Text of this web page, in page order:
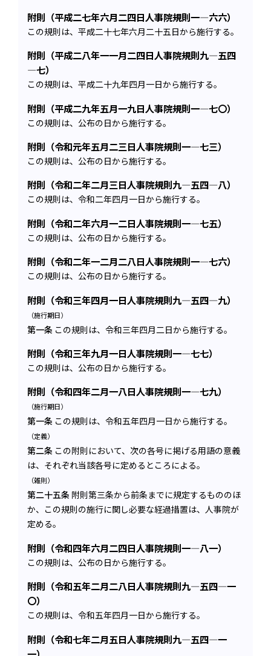
附則（平成二七年六月二四日人事院規則一―六六）
この規則は、平成二十七年六月二十五日から施行する。
附則（平成二八年一一月二四日人事院規則九―五四
―七）
この規則は、平成二十九年四月一日から施行する。
附則（平成二九年五月一九日人事院規則一―七〇）
この規則は、公布の日から施行する。
附則（令和元年五月二三日人事院規則一―七三）
この規則は、公布の日から施行する。
附則（令和二年二月三日人事院規則九―五四―八）
この規則は、令和二年四月一日から施行する。
附則（令和二年六月一二日人事院規則一―七五）
この規則は、公布の日から施行する。
附則（令和二年一二月二八日人事院規則一―七六）
この規則は、公布の日から施行する。
附則（令和三年四月一日人事院規則九―五四―九）
（施行期日）
第一条 この規則は、令和三年四月二日から施行する。
附則（令和三年九月一日人事院規則一―七七）
この規則は、公布の日から施行する。
附則（令和四年二月一八日人事院規則一―七九）
（施行期日）
第一条 この規則は、令和五年四月一日から施行する。
（定義）
第二条 この附則において、次の各号に掲げる用語の意義
は、それぞれ当該各号に定めるところによる。
（雑則）
第二十五条 附則第三条から前条までに規定するもののほ
か、この規則の施行に関し必要な経過措置は、人事院が
定める。
附則（令和四年六月二四日人事院規則一―八一）
この規則は、公布の日から施行する。
附則（令和五年二月二八日人事院規則九―五四―一
〇）
この規則は、令和五年四月一日から施行する。
附則（令和七年二月五日人事院規則九―五四―一
一）